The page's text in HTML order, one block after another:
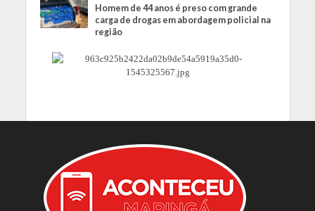
Homem de 44 anos é preso com grande
carga de drogas em abordagem policial na
região